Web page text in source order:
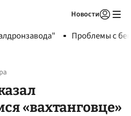
Новости
Проблемы с
«вахтанговце»